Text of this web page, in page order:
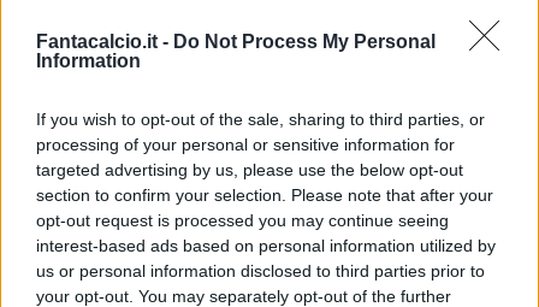
Fantacalcio.it - Do Not Process My Personal
Information
If you wish to opt-out of the sale, sharing to third parties, or
processing of your personal or sensitive information for
targeted advertising by us, please use the below opt-out
section to confirm your selection. Please note that after your
opt-out request is processed you may continue seeing
interest-based ads based on personal information utilized by
us or personal information disclosed to third parties prior to
your opt-out. You may separately opt-out of the further
Classic Mantra
Riepilogo stagione